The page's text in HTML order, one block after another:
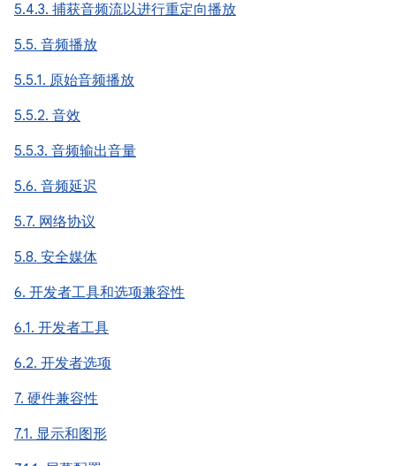
5.4.3. 捕获音频流以进行重定向播放
5.5. 音频播放
5.5.1. 原始音频播放
5.5.2. 音效
5.5.3. 音频输出音量
5.6. 音频延迟
5.7. 网络协议
5.8. 安全媒体
6. 开发者工具和选项兼容性
6.1. 开发者工具
6.2. 开发者选项
7. 硬件兼容性
7.1. 显示和图形